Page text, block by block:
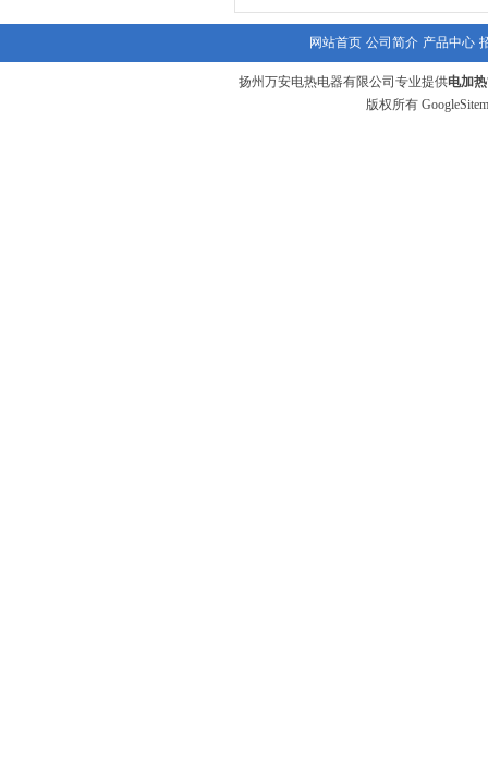
网站首页 公司简介 产品中心
扬州万安电热电器有限公司专业提供电加
版权所有